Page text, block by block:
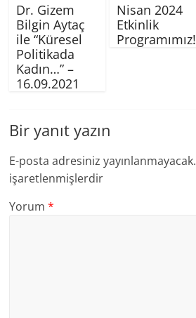
Dr. Gizem
Bilgin Aytaç
ile “Küresel
Politikada
Kadın…” –
16.09.2021
Nisan 2024
Etkinlik
Programımız!
Bir yanıt yazın
E-posta adresiniz yayınlanmayacak.
işaretlenmişlerdir
Yorum*